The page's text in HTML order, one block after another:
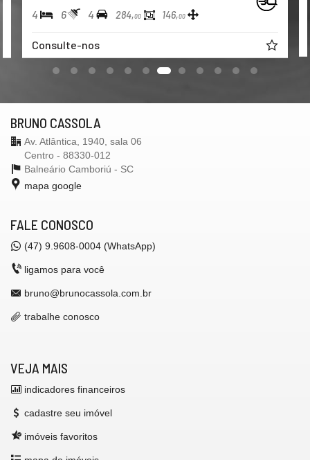
4 6 4 284,00 146,00
Consulte-nos
BRUNO CASSOLA
Av. Atlântica, 1940, sala 06
Centro - 88330-012
Balneário Camboriú - SC
mapa google
FALE CONOSCO
(47) 9.9608-0004 (WhatsApp)
ligamos para você
bruno@brunocassola.com.br
trabalhe conosco
VEJA MAIS
indicadores financeiros
cadastre seu imóvel
imóveis favoritos